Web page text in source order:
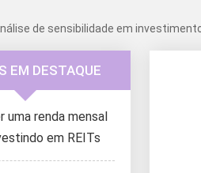
de sensibilidade em
EM DESTAQUE
uma renda mensal
em REITs